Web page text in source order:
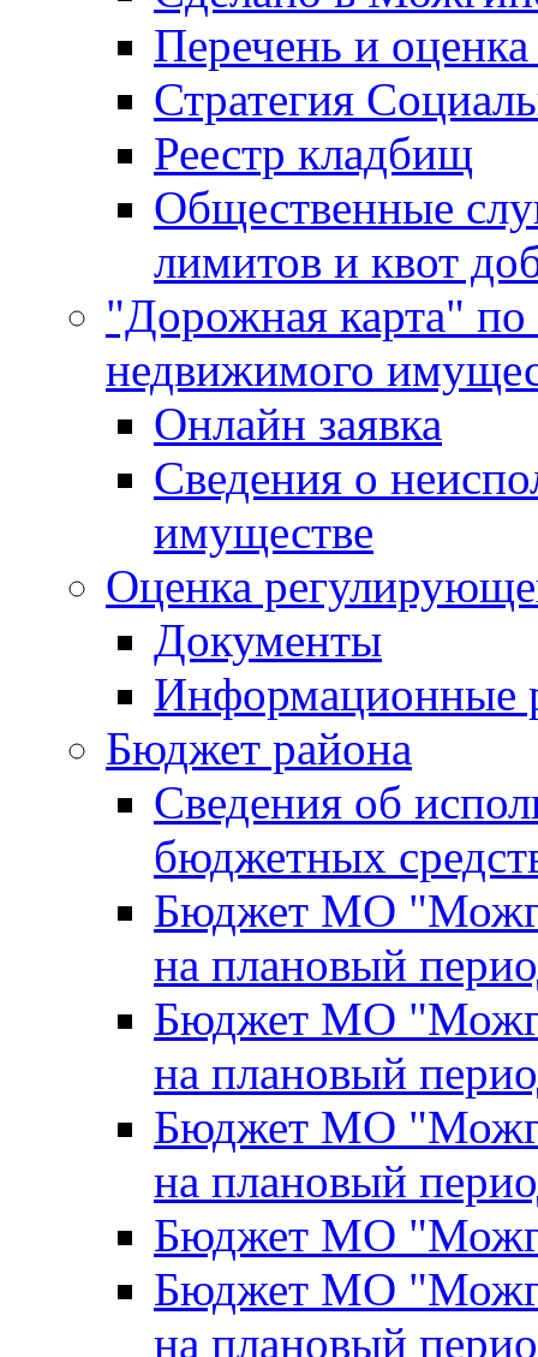
Перечень и
Стратегия
Реестр кладбищ
Общественные
лимитов и квот
"Дорожная карта"
недвижимого
Онлайн заявка
Сведения о
имуществе
Оценка
Документы
Информационные
Бюджет района
Сведения об
бюджетных
Бюджет МО
на плановый
Бюджет МО
на плановый
Бюджет МО
на плановый
Бюджет МО
Бюджет МО
на плановый